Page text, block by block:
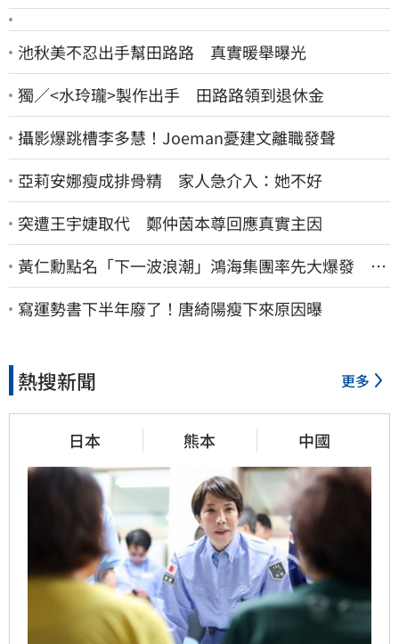
池秋美不忍出手幫田路路 真實暖舉曝光
獨／<水玲瓏>製作出手 田路路領到退休金
攝影爆跳槽李多慧！Joeman憂建文離職發聲
亞莉安娜瘦成排骨精 家人急介入：她不好
突遭王宇婕取代 鄭仲茵本尊回應真實主因
黃仁勳點名「下一波浪潮」鴻海集團率先大爆發 台
股這族群全面噴出
寫運勢書下半年廢了！唐綺陽瘦下來原因曝
熱搜新聞 更多
日本 熊本 中國